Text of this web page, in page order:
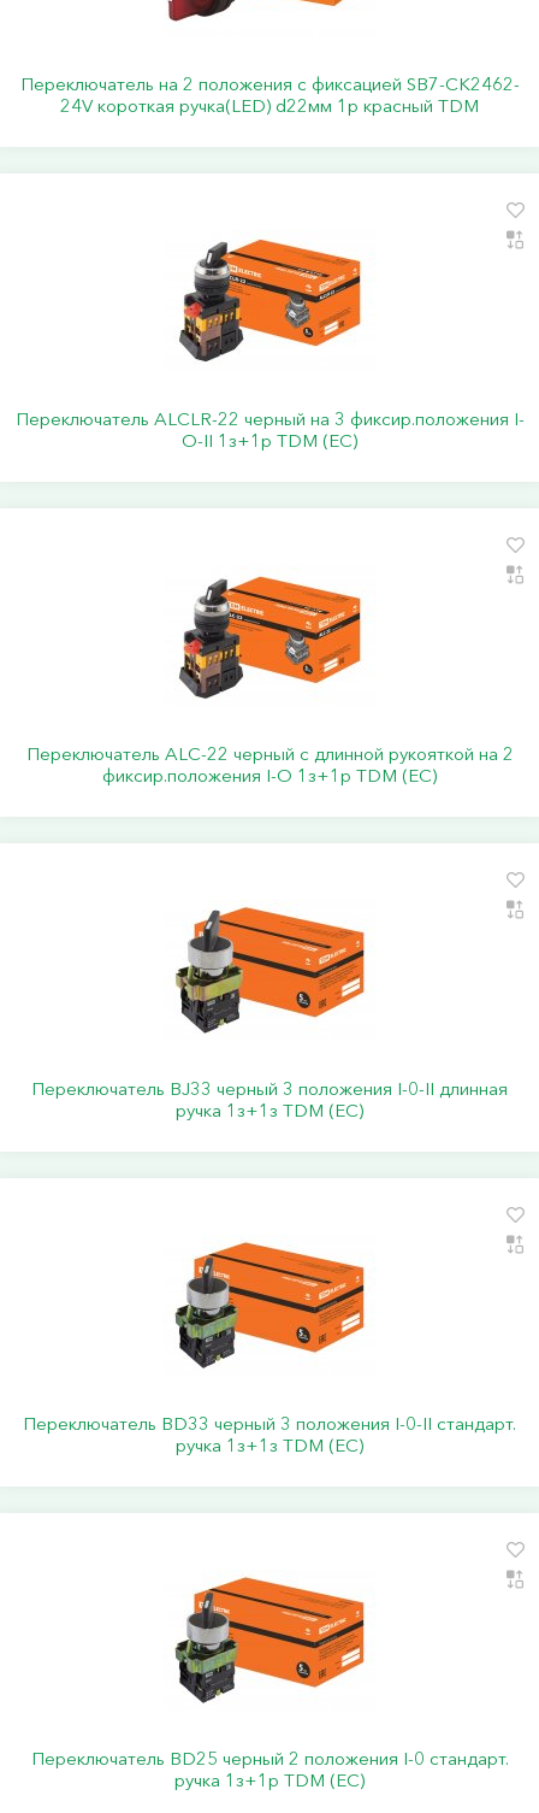
Переключатель на 2 положения с фиксацией SB7-CK2462-
24V короткая ручка(LED) d22мм 1р красный TDM
Переключатель АLСLR-22 черный на 3 фиксир.положения I-
O-II 1з+1р TDM (ЕС)
Переключатель АLС-22 черный с длинной рукояткой на 2
фиксир.положения I-O 1з+1р TDM (ЕС)
Переключатель BJ33 черный 3 положения I-0-II длинная
ручка 1з+1з TDM (ЕС)
Переключатель BD33 черный 3 положения I-0-II стандарт.
ручка 1з+1з TDM (ЕС)
Переключатель BD25 черный 2 положения I-0 стандарт.
ручка 1з+1р TDM (ЕС)